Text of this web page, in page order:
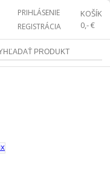
KOŠÍK
0,- €
PRIHLÁSENIE
REGISTRÁCIA